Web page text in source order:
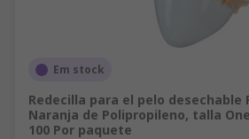
Em stock
Redecilla para el pelo desechable
Naranja de Polipropileno, talla
100 Por paquete